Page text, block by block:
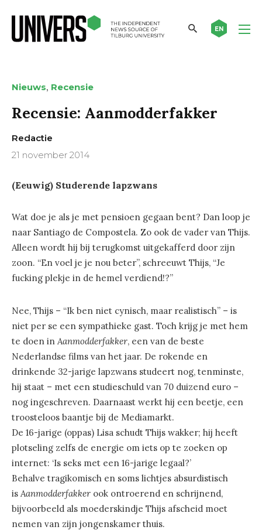
EN
Nieuws, Recensie
Recensie: Aanmodderfakker
Redactie
21 november 2014
(Eeuwig) Studerende lapzwans
Wat doe je als je met pensioen gegaan bent? Dan loop je
naar Santiago de Compostela. Zo ook de vader van Thijs.
Alleen wordt hij bij terugkomst uitgekafferd door zijn
zoon. “En voel je je nou beter”, schreeuwt Thijs, “Je
fucking plekje in de hemel verdiend!?”
Nee, Thijs – “Ik ben niet cynisch, maar realistisch” – is
niet per se een sympathieke gast. Toch krijg je met hem
te doen in Aanmodderfakker, een van de beste
Nederlandse films van het jaar. De rokende en
drinkende 32-jarige lapzwans studeert nog, tenminste,
hij staat – met een studieschuld van 70 duizend euro –
nog ingeschreven. Daarnaast werkt hij een beetje, een
troosteloos baantje bij de Mediamarkt.
De 16-jarige (oppas) Lisa schudt Thijs wakker; hij heeft
plotseling zelfs de energie om iets op te zoeken op
internet: ‘Is seks met een 16-jarige legaal?’
Behalve tragikomisch en soms lichtjes absurdistisch
is Aanmodderfakker ook ontroerend en schrijnend,
bijvoorbeeld als moederskindje Thijs afscheid moet
nemen van zijn jongenskamer thuis.